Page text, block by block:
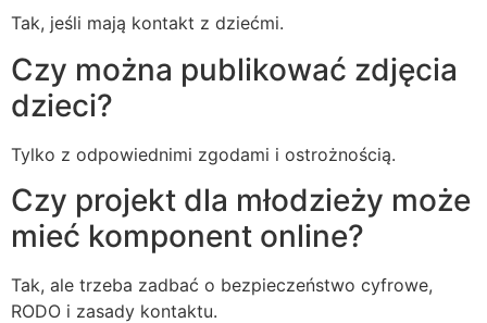
Tak, jeśli mają kontakt z dziećmi.
Czy można publikować zdjęcia
dzieci?
Tylko z odpowiednimi zgodami i ostrożnością.
Czy projekt dla młodzieży może
mieć komponent online?
Tak, ale trzeba zadbać o bezpieczeństwo cyfrowe,
RODO i zasady kontaktu.